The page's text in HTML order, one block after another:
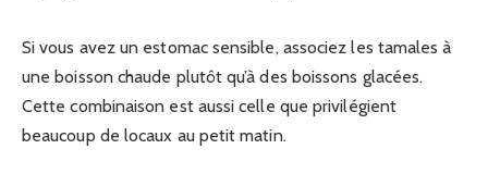
Si vous avez un estomac sensible, associez les tamales à
une boisson chaude plutôt qu’à des boissons glacées.
Cette combinaison est aussi celle que privilégient
beaucoup de locaux au petit matin.